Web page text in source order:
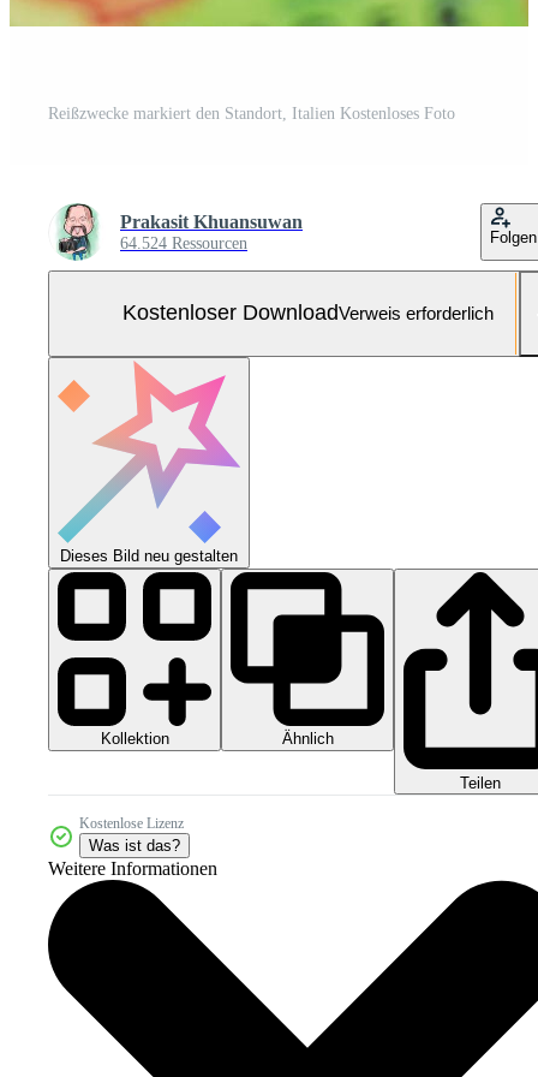
Reißzwecke markiert den Standort, Italien Kostenloses Foto
Prakasit Khuansuwan
64.524 Ressourcen Folgen
Kostenloser DownloadVerweis erforderlich
Dieses Bild neu gestalten
Kollektion Ähnlich
Teilen
Kostenlose Lizenz
Was ist das?
Weitere Informationen